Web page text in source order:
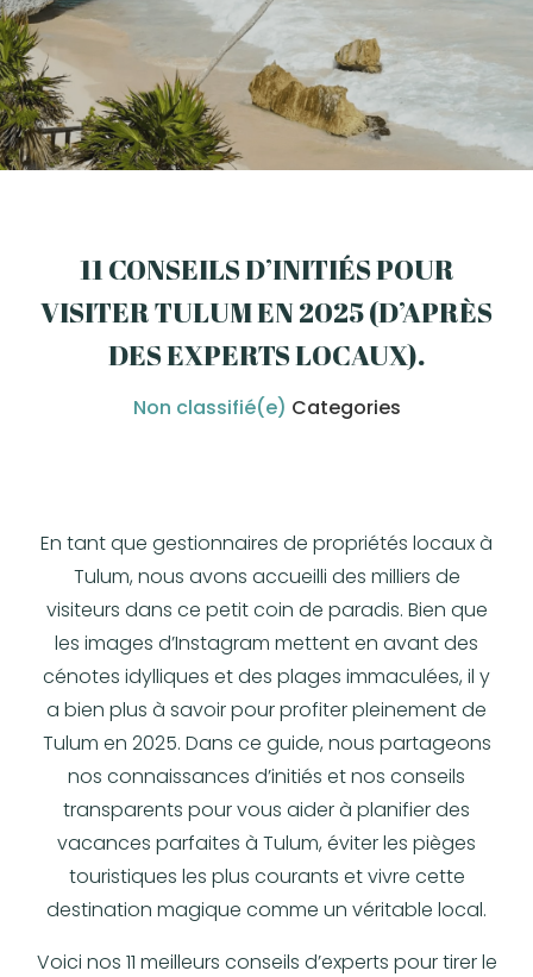
11 CONSEILS D’INITIÉS POUR
VISITER TULUM EN 2025 (D’APRÈS
DES EXPERTS LOCAUX).
Non classifié(e) Categories
En tant que gestionnaires de propriétés locaux à
Tulum, nous avons accueilli des milliers de
visiteurs dans ce petit coin de paradis. Bien que
les images d’Instagram mettent en avant des
cénotes idylliques et des plages immaculées, il y
a bien plus à savoir pour profiter pleinement de
Tulum en 2025. Dans ce guide, nous partageons
nos connaissances d’initiés et nos conseils
transparents pour vous aider à planifier des
vacances parfaites à Tulum, éviter les pièges
touristiques les plus courants et vivre cette
destination magique comme un véritable local.
Voici nos 11 meilleurs conseils d’experts pour tirer le